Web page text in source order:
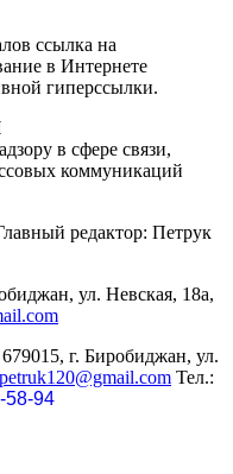
ссылка на
в Интернете
гиперссылки.
в сфере связи,
коммуникаций
редактор: Петрук
ул. Невская, 18а,
г. Биробиджан, ул.
petruk120@gmail.com Тел.:
58-94